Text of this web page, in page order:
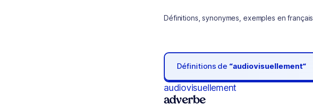
Définitions, synonymes, exemples en français
Définitions de “audiovisuellement“
audiovisuellement
adverbe